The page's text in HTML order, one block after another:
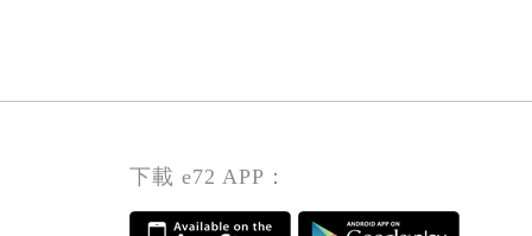
下載 e72 APP：